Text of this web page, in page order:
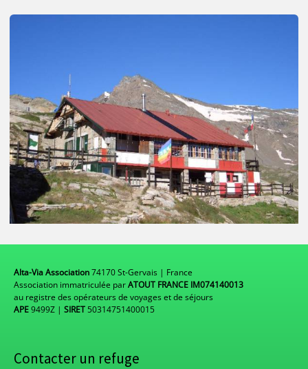
Alta-Via Association74170 St-Gervais | France
Association immatriculée parATOUT FRANCE IM074140013
au registre des opérateurs de voyages et de séjours
APE9499Z | SIRET50314751400015
Contacter un refuge